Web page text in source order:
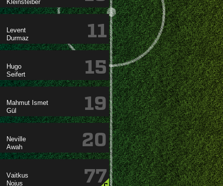



11


15
 

19


20


77